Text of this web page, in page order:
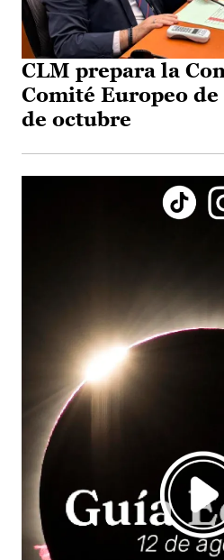
CLM prepara la
Comité Europeo de
de octubre